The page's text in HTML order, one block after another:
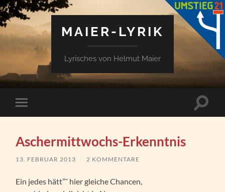
MAIER-LYRIK
Lyrisches von Helmut Maier
Mobile-
Menü
Aschermittwochs-Erkenntnis
13. FEBRUAR 2013 / 2 KOMMENTARE
Ein jedes hätt”˜ hier gleiche Chancen,